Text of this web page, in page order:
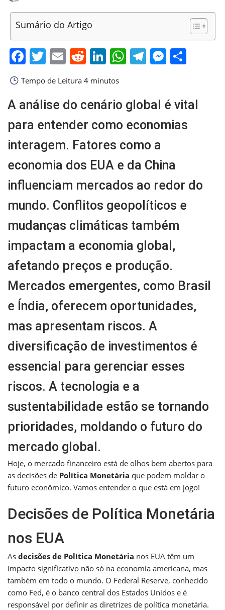
Sumário do Artigo
Facebook
Twitter
EmailReddit
LinkedIn
WhatsApp
Telegram
Tempo de Leitura 4 minutos
A análise do cenário global é vital
para entender como economias
interagem. Fatores como a
economia dos EUA e da China
influenciam mercados ao redor do
mundo. Conflitos geopolíticos e
mudanças climáticas também
impactam a economia global,
afetando preços e produção.
Mercados emergentes, como Brasil
e Índia, oferecem oportunidades,
mas apresentam riscos. A
diversificação de investimentos é
essencial para gerenciar esses
riscos. A tecnologia e a
sustentabilidade estão se tornando
prioridades, moldando o futuro do
mercado global.
Hoje, o mercado financeiro está de olhos bem abertos para
as decisões de Política Monetária que podem moldar o
futuro econômico. Vamos entender o que está em jogo!
Decisões de Política Monetária
nos EUA
As decisões de Política Monetária nos EUA têm um
impacto significativo não só na economia americana, mas
também em todo o mundo. O Federal Reserve, conhecido
como Fed, é o banco central dos Estados Unidos e é
responsável por definir as diretrizes de política monetária.